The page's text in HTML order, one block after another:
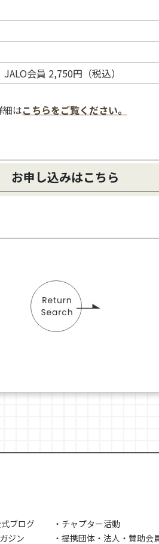
会員 2,750円（税込）
はこちらをご覧ください。
お申し込みはこちら
式ブログ ・チャプター活動
ジン ・提携団体・法人・賛助会